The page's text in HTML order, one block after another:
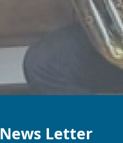
News Letter